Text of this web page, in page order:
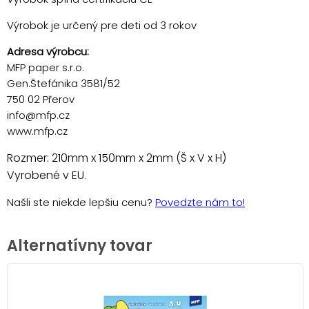
Výrobok je určený pre deti od 3 rokov
Adresa výrobcu:
MFP paper s.r.o.
Gen.Štefánika 3581/52
750 02 Přerov
info@mfp.cz
www.mfp.cz
Rozmer: 210mm x 150mm x 2mm (Š x V x H)
Vyrobené v EU.
Našli ste niekde lepšiu cenu? Povedzte nám to!
Alternatívny tovar